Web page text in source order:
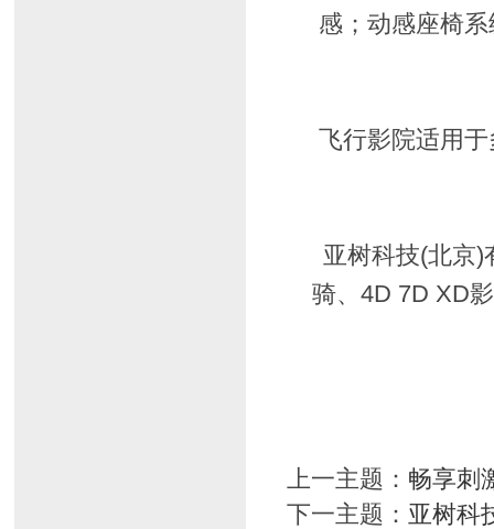
感；动感座椅
飞行影院适用
亚树科技(北京)
骑、4D 7D XD
上一主题： 畅享刺
下一主题： 亚树科